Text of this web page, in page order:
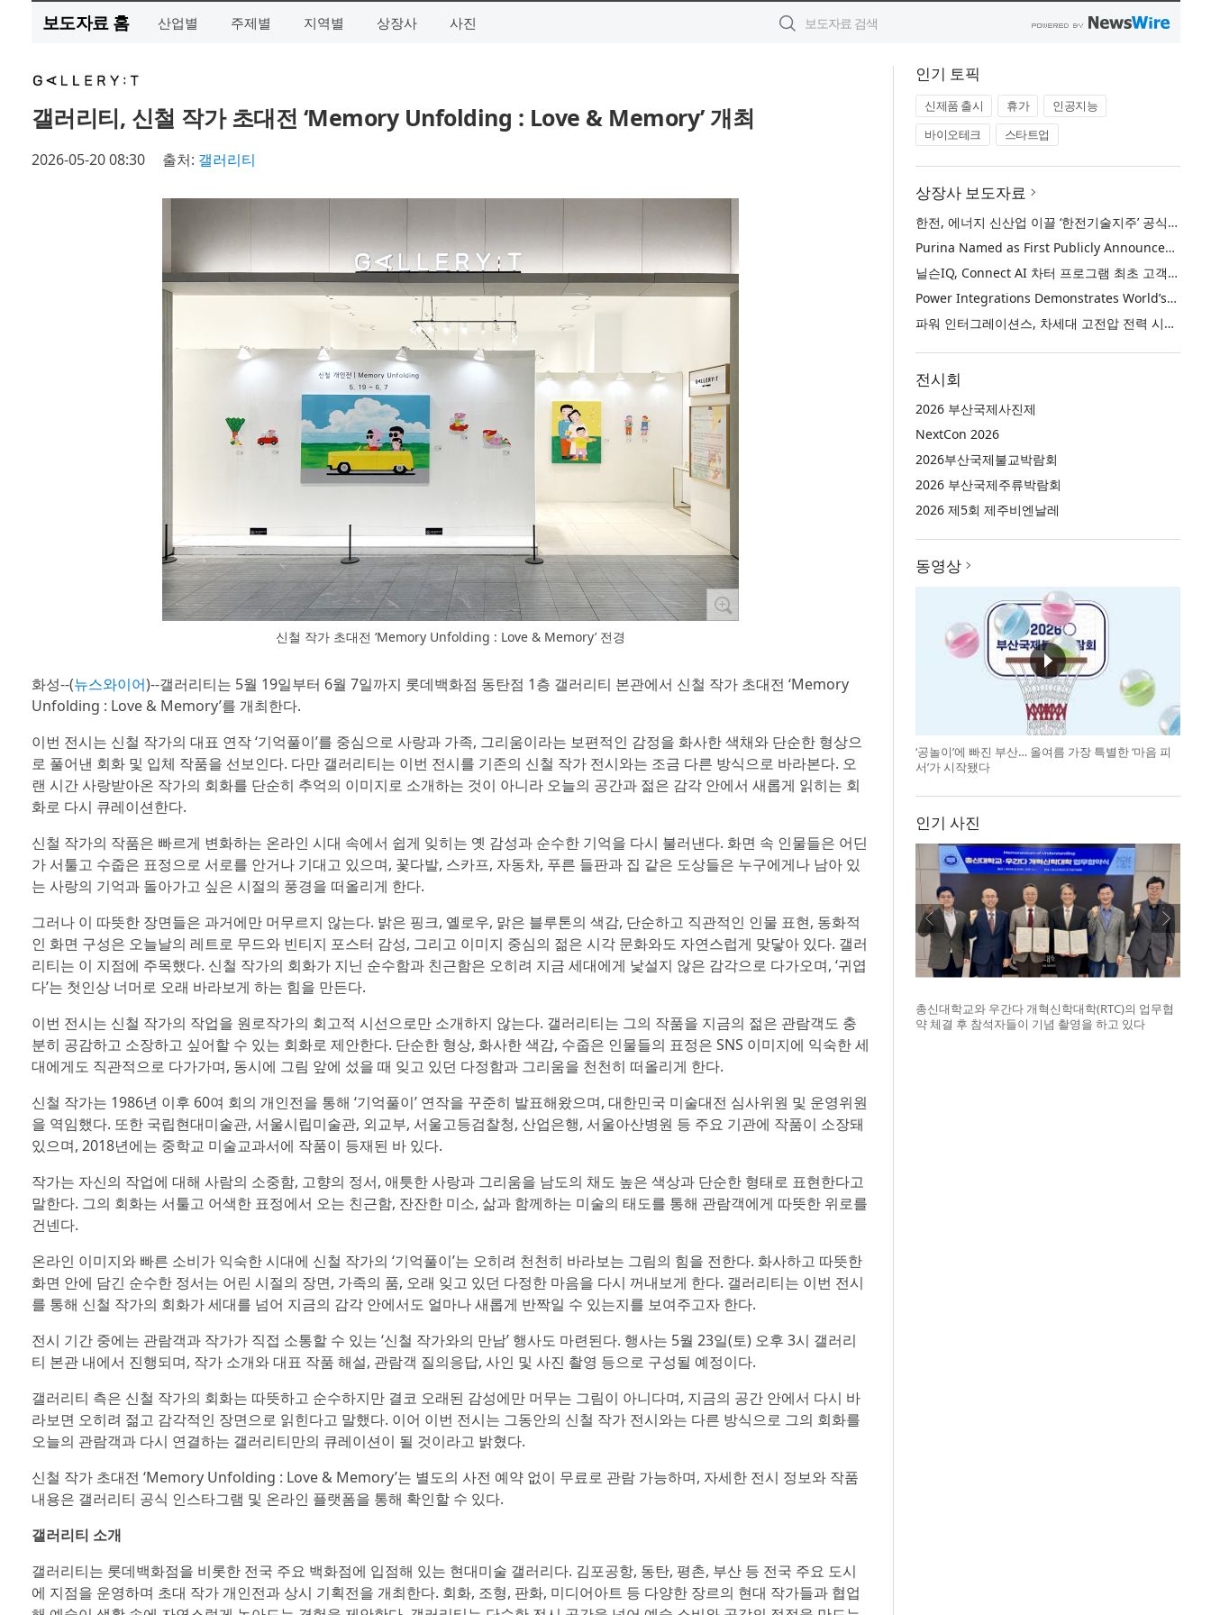
보도자료 홈 산업별 주제별 지역별 상장사 사진
갤러리티, 신철 작가 초대전 ‘Memory Unfolding : Love & Memory’ 개최
2026-05-20 08:30 출처: 갤러리티
신철 작가 초대전 ‘Memory Unfolding : Love & Memory’ 전경
화성--(뉴스와이어)--갤러리티는 5월 19일부터 6월 7일까지 롯데백화점 동탄점 1층 갤러리티 본관에서 신철 작가 초대전 ‘Memory
Unfolding : Love & Memory’를 개최한다.
이번 전시는 신철 작가의 대표 연작 ‘기억풀이’를 중심으로 사랑과 가족, 그리움이라는 보편적인 감정을 화사한 색채와 단순한 형상으
로 풀어낸 회화 및 입체 작품을 선보인다. 다만 갤러리티는 이번 전시를 기존의 신철 작가 전시와는 조금 다른 방식으로 바라본다. 오
랜 시간 사랑받아온 작가의 회화를 단순히 추억의 이미지로 소개하는 것이 아니라 오늘의 공간과 젊은 감각 안에서 새롭게 읽히는 회
화로 다시 큐레이션한다.
신철 작가의 작품은 빠르게 변화하는 온라인 시대 속에서 쉽게 잊히는 옛 감성과 순수한 기억을 다시 불러낸다. 화면 속 인물들은 어딘
가 서툴고 수줍은 표정으로 서로를 안거나 기대고 있으며, 꽃다발, 스카프, 자동차, 푸른 들판과 집 같은 도상들은 누구에게나 남아 있
는 사랑의 기억과 돌아가고 싶은 시절의 풍경을 떠올리게 한다.
그러나 이 따뜻한 장면들은 과거에만 머무르지 않는다. 밝은 핑크, 옐로우, 맑은 블루톤의 색감, 단순하고 직관적인 인물 표현, 동화적
인 화면 구성은 오늘날의 레트로 무드와 빈티지 포스터 감성, 그리고 이미지 중심의 젊은 시각 문화와도 자연스럽게 맞닿아 있다. 갤러
리티는 이 지점에 주목했다. 신철 작가의 회화가 지닌 순수함과 친근함은 오히려 지금 세대에게 낯설지 않은 감각으로 다가오며, ‘귀엽
다’는 첫인상 너머로 오래 바라보게 하는 힘을 만든다.
이번 전시는 신철 작가의 작업을 원로작가의 회고적 시선으로만 소개하지 않는다. 갤러리티는 그의 작품을 지금의 젊은 관람객도 충
분히 공감하고 소장하고 싶어할 수 있는 회화로 제안한다. 단순한 형상, 화사한 색감, 수줍은 인물들의 표정은 SNS 이미지에 익숙한 세
대에게도 직관적으로 다가가며, 동시에 그림 앞에 섰을 때 잊고 있던 다정함과 그리움을 천천히 떠올리게 한다.
신철 작가는 1986년 이후 60여 회의 개인전을 통해 ‘기억풀이’ 연작을 꾸준히 발표해왔으며, 대한민국 미술대전 심사위원 및 운영위원
을 역임했다. 또한 국립현대미술관, 서울시립미술관, 외교부, 서울고등검찰청, 산업은행, 서울아산병원 등 주요 기관에 작품이 소장돼
있으며, 2018년에는 중학교 미술교과서에 작품이 등재된 바 있다.
작가는 자신의 작업에 대해 사람의 소중함, 고향의 정서, 애틋한 사랑과 그리움을 남도의 채도 높은 색상과 단순한 형태로 표현한다고
말한다. 그의 회화는 서툴고 어색한 표정에서 오는 친근함, 잔잔한 미소, 삶과 함께하는 미술의 태도를 통해 관람객에게 따뜻한 위로를
건넨다.
온라인 이미지와 빠른 소비가 익숙한 시대에 신철 작가의 ‘기억풀이’는 오히려 천천히 바라보는 그림의 힘을 전한다. 화사하고 따뜻한
화면 안에 담긴 순수한 정서는 어린 시절의 장면, 가족의 품, 오래 잊고 있던 다정한 마음을 다시 꺼내보게 한다. 갤러리티는 이번 전시
를 통해 신철 작가의 회화가 세대를 넘어 지금의 감각 안에서도 얼마나 새롭게 반짝일 수 있는지를 보여주고자 한다.
전시 기간 중에는 관람객과 작가가 직접 소통할 수 있는 ‘신철 작가와의 만남’ 행사도 마련된다. 행사는 5월 23일(토) 오후 3시 갤러리
티 본관 내에서 진행되며, 작가 소개와 대표 작품 해설, 관람객 질의응답, 사인 및 사진 촬영 등으로 구성될 예정이다.
갤러리티 측은 신철 작가의 회화는 따뜻하고 순수하지만 결코 오래된 감성에만 머무는 그림이 아니다며, 지금의 공간 안에서 다시 바
라보면 오히려 젊고 감각적인 장면으로 읽힌다고 말했다. 이어 이번 전시는 그동안의 신철 작가 전시와는 다른 방식으로 그의 회화를
오늘의 관람객과 다시 연결하는 갤러리티만의 큐레이션이 될 것이라고 밝혔다.
신철 작가 초대전 ‘Memory Unfolding : Love & Memory’는 별도의 사전 예약 없이 무료로 관람 가능하며, 자세한 전시 정보와 작품
내용은 갤러리티 공식 인스타그램 및 온라인 플랫폼을 통해 확인할 수 있다.
갤러리티 소개
갤러리티는 롯데백화점을 비롯한 전국 주요 백화점에 입점해 있는 현대미술 갤러리다. 김포공항, 동탄, 평촌, 부산 등 전국 주요 도시
에 지점을 운영하며 초대 작가 개인전과 상시 기획전을 개최한다. 회화, 조형, 판화, 미디어아트 등 다양한 장르의 현대 작가들과 협업
인기 토픽
신제품 출시 휴가
인공지능
바이오테크
스타트업
상장사 보도자료
한전, 에너지 신산업 이끌 ‘한전기술지주’ 공식 출범
Purina Named as First Publicly Announced NIQ ConnectAI Charter Client
닐슨IQ, Connect AI 차터 프로그램 최초 고객사 ‘퓨리나’ 선정
Power Integrations Demonstrates World’s First 2200 V GaN Technology for Next-Era High-Voltage Power Systems
파워 인터그레이션스, 차세대 고전압 전력 시스템을 위한 세계 최초의 2200V GaN 기술 시연
전시회
2026 부산국제사진제
NextCon 2026
2026부산국제불교박람회
2026 부산국제주류박람회
2026 제5회 제주비엔날레
동영상
‘공놀이’에 빠진 부산… 올여름 가장 특별한 ‘마음 피
서’가 시작됐다
인기 사진
총신대학교와 우간다 개혁신학대학(RTC)의 업무협
약 체결 후 참석자들이 기념 촬영을 하고 있다